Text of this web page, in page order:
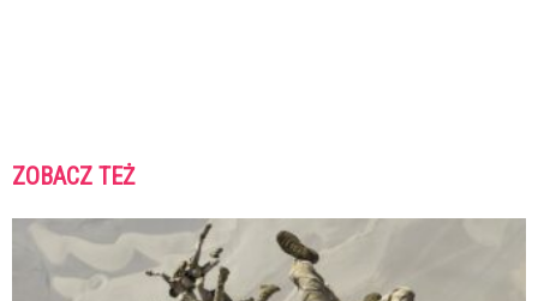
ZOBACZ TEŻ